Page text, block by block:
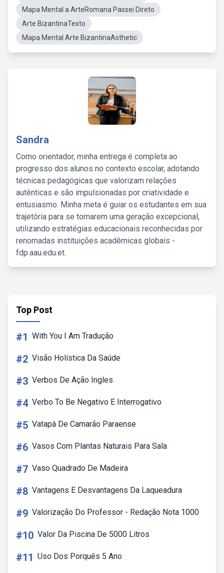
Mapa Mental a ArteRomana Passei Direto
Arte BizantinaTexto
Mapa Mental Arte BizantinaAsthetic
Sandra
Como orientador, minha entrega é completa ao
progresso dos alunos no contexto escolar, adotando
técnicas pedagógicas que valorizam relações
autênticas e são impulsionadas por criatividade e
entusiasmo. Minha meta é guiar os estudantes em sua
trajetória para se tornarem uma geração excepcional,
utilizando estratégias educacionais reconhecidas por
renomadas instituições acadêmicas globais -
fdp.aau.edu.et.
Top Post
#1 With You I Am Tradução
#2 Visão Holística Da Saúde
#3 Verbos De Ação Ingles
#4 Verbo To Be Negativo E Interrogativo
#5 Vatapá De Camarão Paraense
#6 Vasos Com Plantas Naturais Para Sala
#7 Vaso Quadrado De Madeira
#8 Vantagens E Desvantagens Da Laqueadura
#9 Valorização Do Professor - Redação Nota 1000
#10 Valor Da Piscina De 5000 Litros
#11 Uso Dos Porquês 5 Ano